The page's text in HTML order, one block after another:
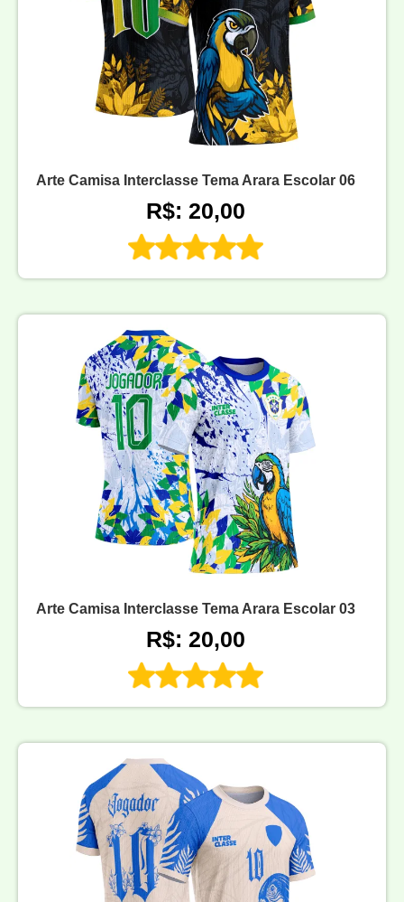
Arte Camisa Interclasse Tema Arara Escolar 06
R$: 20,00
Arte Camisa Interclasse Tema Arara Escolar 03
R$: 20,00